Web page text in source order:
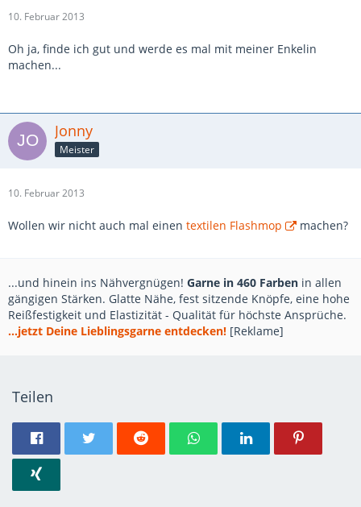
10. Februar 2013
Oh ja, finde ich gut und werde es mal mit meiner Enkelin
machen...
Jonny
Meister
10. Februar 2013
Wollen wir nicht auch mal einen textilen Flashmop machen?
...und hinein ins Nähvergnügen! Garne in 460 Farben in allen
gängigen Stärken. Glatte Nähe, fest sitzende Knöpfe, eine hohe
Reißfestigkeit und Elastizität - Qualität für höchste Ansprüche.
...jetzt Deine Lieblingsgarne entdecken! [Reklame]
Teilen